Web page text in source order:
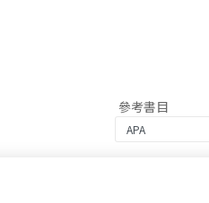
參考書目